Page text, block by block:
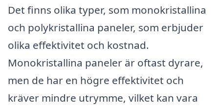
Det finns olika typer, som monokristallina
och polykristallina paneler, som erbjuder
olika effektivitet och kostnad.
Monokristallina paneler är oftast dyrare,
men de har en högre effektivitet och
kräver mindre utrymme, vilket kan vara